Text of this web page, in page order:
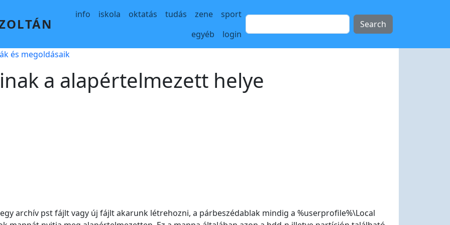
Main navigation
info iskola oktatás tudás zene
sport
egyéb
login
és megoldásaik
a alapértelmezett helye
archív pst fájlt vagy új fájlt akarunk létrehozni, a párbeszédablak mindig a %userprofile%\Local